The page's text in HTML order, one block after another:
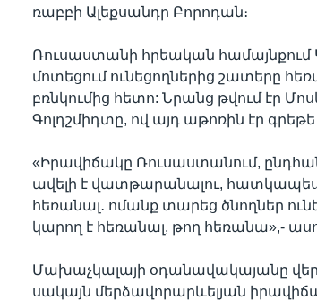
ռաբբի Ալեքսանդր Բորոդան։
Ռուսաստանի հրեական
մոտեցում ունեցողներից շատերը
բռնկումից հետո: Նրանց թվում էր
Գոլդշմիդտը, ով այդ աթոռին էր
«Իրավիճակը Ռուսաստանում,
ավելի է վատթարանալու,
հեռանալ․ ոմանք տարեց ծնողներ
կարող է հեռանալ, թող հեռանա»,-
Մախաչկալայի օդանավակայանը
սակայն մերձավորարևելյան